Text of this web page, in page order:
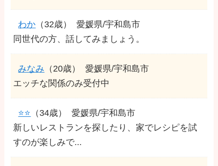
わか （32歳）
愛媛県/宇和島市
同世代の方、話してみましょう。
みなみ （20歳）
愛媛県/宇和島市
エッチな関係のみ受付中
⭐️⭐️ （34歳）
愛媛県/宇和島市
新しいレストランを探したり、家でレシピを試
すのが楽しみで...